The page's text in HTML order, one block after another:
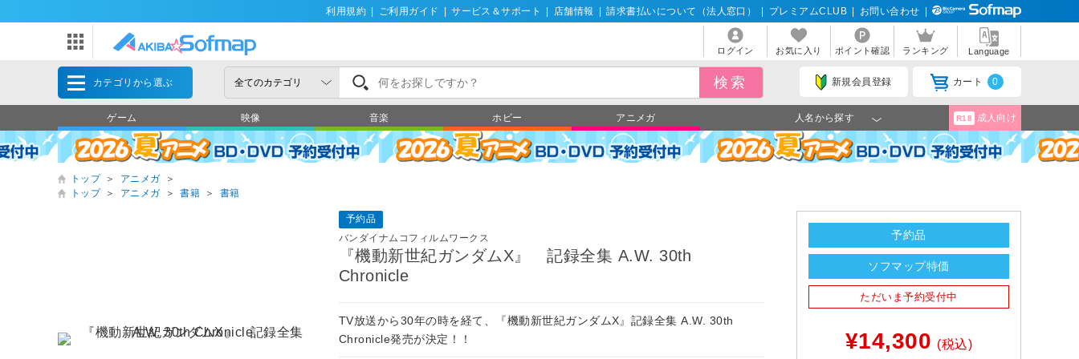
利用規約 ご利用ガイド サービス＆サポート 店舗情報 請求書払いについて（法人窓口） プレミアムCLUB お問い合わせ
ログイン お気に入り ポイント確認 ランキング Language
カテゴリから選ぶ 新規会員登録 カート 0
ゲーム 映像 音楽 ホビー アニメガ 人名から探す R18 成人向け
トップ ＞ アニメガ
＞
トップ
＞ アニメガ ＞ 書籍 ＞ 書籍
予約品
バンダイナムコフィルムワークス
『機動新世紀ガンダムX』 記録全集 A.W. 30th
Chronicle
TV放送から30年の時を経て、『機動新世紀ガンダムX』記録全集 A.W. 30th
Chronicle発売が決定！！
予約品
ソフマップ特価
ただいま予約受付中
¥14,300 (税込)